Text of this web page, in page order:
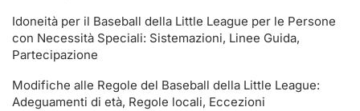
Idoneità per il Baseball della Little League per le Persone
con Necessità Speciali: Sistemazioni, Linee Guida,
Partecipazione
Modifiche alle Regole del Baseball della Little League:
Adeguamenti di età, Regole locali, Eccezioni